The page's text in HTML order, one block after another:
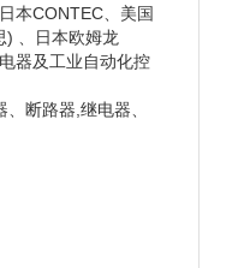
本CONTEC、美国
) 、日本欧姆龙
器及工业自动化控
断路器,继电器、